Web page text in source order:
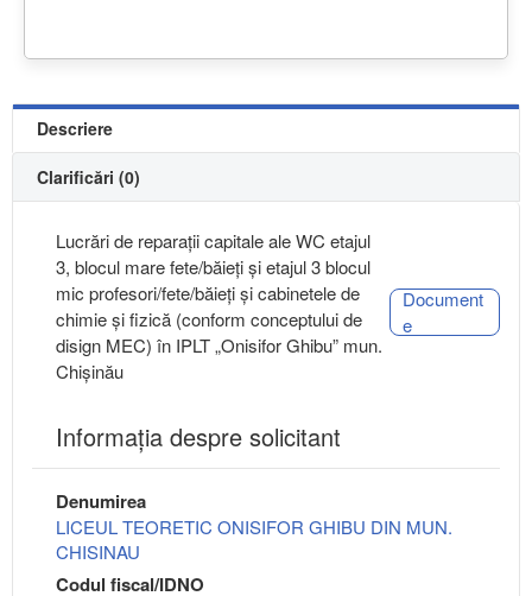
Descriere
Clarificări (0)
Lucrări de reparații capitale ale WC etajul
3, blocul mare fete/băieți și etajul 3 blocul
mic profesori/fete/băieți și cabinetele de
chimie și fizică (conform conceptului de
disign MEC) în IPLT „Onisifor Ghibu” mun.
Chișinău
Document
e
Informaţia despre solicitant
Denumirea
LICEUL TEORETIC ONISIFOR GHIBU DIN MUN.
CHISINAU
Codul fiscal/IDNO